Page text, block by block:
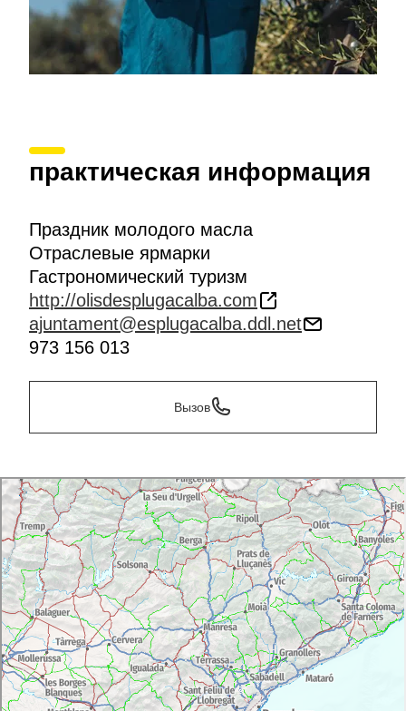
практическая информация
Праздник молодого масла
Отраслевые ярмарки
Гастрономический туризм
http://olisdesplugacalba.com
ajuntament@esplugacalba.ddl.net
973 156 013
Вызов